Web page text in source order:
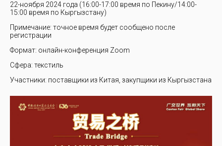
22-ноября 2024 года (16:00-17:00 время по Пекину/14:00-
15:00 время по Кыргызстану)
Примечание: точное время будет сообщено после
регистрации
Формат: онлайн-конференция Zoom
Сфера: текстиль
Участники: поставщики из Китая, закупщики из Кыргызстана